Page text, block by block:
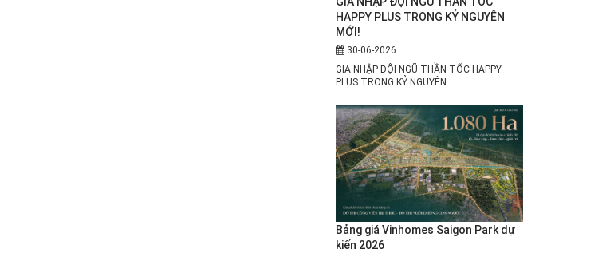
HAPPY PLUS TRONG KỶ NGUYÊN
MỚI!
30-06-2026
GIA NHẬP ĐỘI NGŨ THẦN TỐC HAPPY
PLUS TRONG KỶ NGUYÊN ...
Bảng giá Vinhomes Saigon Park dự
kiến 2026